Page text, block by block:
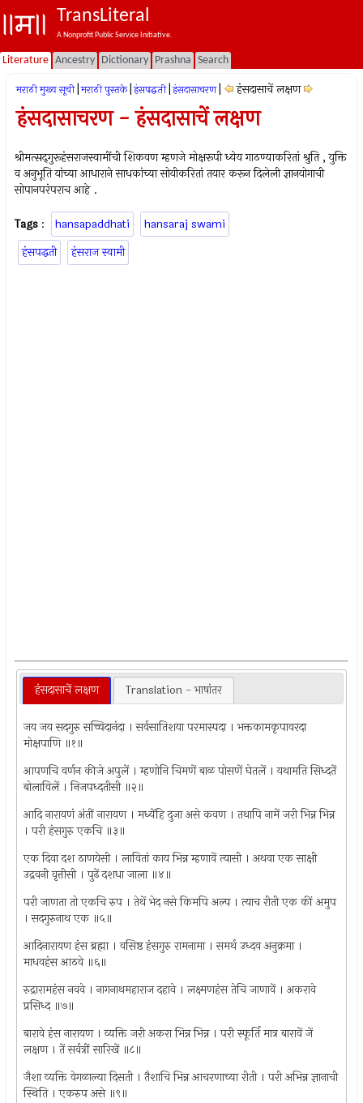
TransLiteral
A Nonprofit Public Service Initiative.
Literature Ancestry Dictionary Prashna Search
मराठी मुख्य सूची मराठी पुस्तके हंसपद्धती हंसदासाचरण हंसदासाचें लक्षण
हंसदासाचरण - हंसदासाचें लक्षण
श्रीमत्सद्‍गुरूहंसराजस्वामींची शिकवण म्हणजे मोक्षरूपी ध्येय गाठण्याकरितां श्रुति , युक्ति
व अनुभूति यांच्या आधाराने साधकांच्या सोयीकरितां तयार करून दिलेली ज्ञानयोगाची
सोपानपरंपराच आहे .
Tags : hansapaddhati
hansaraj swami
हंसपद्धती
हंसराज स्वामी
हंसदासाचें लक्षण Translation - भाषांतर
जय जय सदगुरु सच्चिदानंदा । सर्वसातिशया परमास्पदा । भक्तकामकृपावरदा
मोक्षपाणि ॥१॥
आपणचि वर्णन कीजे अपुलें । म्हणोनि चिमणें बाळ पोसणें घेतलें । यथामति सिध्दतें
बोलाविलें । निजपध्दतीसी ॥२॥
आदि नारायणं अंतीं नारायण । मध्येंहि दुजा असे कवण । तथापि नामें जरी भिन्न भिन्न
। परी हंसगुरु एकचि ॥३॥
एक दिवा दश ठाणयेसी । लावितां काय भिन्न म्हणावें त्यासी । अथवा एक साक्षी
उद्रवनी वृत्तीसी । पुढें दशधा जाला ॥४॥
परी जाणता तो एकचि रुप । तेथें भेद नसे किमपि अल्प । त्याच रीती एक कीं अमुप
। सदगुरुनाथ एक ॥५॥
आदिनारायण हंस ब्रह्मा । वसिष्ठ हंसगुरु रामनामा । समर्थ उध्दव अनुक्रमा ।
माधवहंस आठवे ॥६॥
रुद्रारामहंस नववे । नागनाथमहाराज दहावे । लक्ष्मणहंस तेचि जाणावें । अकरावे
प्रसिध्द ॥७॥
बारावे हंस नारायण । व्यक्ति जरी अकरा भिन्न भिन्न । परी स्फूर्ति मात्र बारावें जें
लक्षण । तें सर्वत्रीं सारिखें ॥८॥
जैशा व्यक्ति वेगळाल्या दिसती । तैशाचि भिन्न आचरणाच्या रीती । परी अभिन्न ज्ञानाची
स्थिति । एकरुप असे ॥९॥